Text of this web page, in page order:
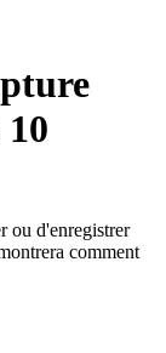
ou d'enregistrer
comment